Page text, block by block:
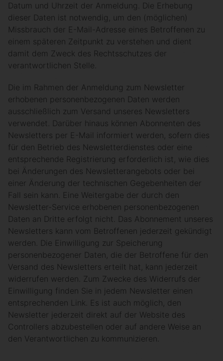
Datum und Uhrzeit der Anmeldung. Die Erhebung
dieser Daten ist notwendig, um den (möglichen)
Missbrauch der E-Mail-Adresse eines Betroffenen zu
einem späteren Zeitpunkt zu verstehen und dient
damit dem Zweck des Rechtsschutzes der
verantwortlichen Stelle.
Die im Rahmen der Anmeldung zum Newsletter
erhobenen personenbezogenen Daten werden
ausschließlich zum Versand unseres Newsletters
verwendet. Darüber hinaus können Abonnenten des
Newsletters per E-Mail informiert werden, sofern dies
für den Betrieb des Newsletterdienstes oder eine
entsprechende Registrierung erforderlich ist, wie dies
bei Änderungen des Newsletterangebots oder bei
einer Änderung der technischen Gegebenheiten der
Fall sein kann. Eine Weitergabe der durch den
Newsletter-Service erhobenen personenbezogenen
Daten an Dritte erfolgt nicht. Das Abonnement unseres
Newsletters kann vom Betroffenen jederzeit gekündigt
werden. Die Einwilligung zur Speicherung
personenbezogener Daten, die der Betroffene für den
Versand des Newsletters erteilt hat, kann jederzeit
widerrufen werden. Zum Zwecke des Widerrufs der
Einwilligung finden Sie in jedem Newsletter einen
entsprechenden Link. Es ist auch möglich, den
Newsletter jederzeit direkt auf der Website des
Controllers abzubestellen oder auf andere Weise an
den Verantwortlichen zu kommunizieren.